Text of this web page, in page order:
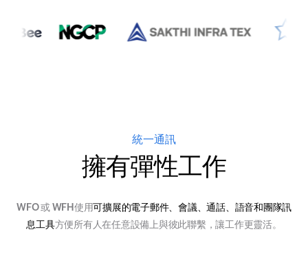
統一通訊
擁有彈性工作
WFO 或 WFH使用可擴展的電子郵件、會議、通話、語音和團隊訊
息工具方便所有人在任意設備上與彼此聯繫，讓工作更靈活。